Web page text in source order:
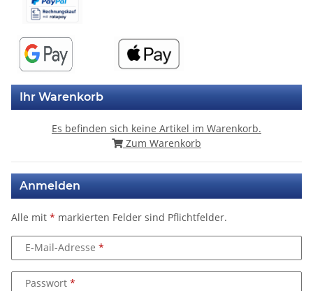
Ihr Warenkorb
Es befinden sich keine Artikel im Warenkorb.
Zum Warenkorb
Anmelden
Alle mit * markierten Felder sind Pflichtfelder.
E-Mail-Adresse
Passwort